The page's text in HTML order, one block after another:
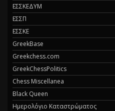
ΕΣΣΚΕΔΥΜ
ΕΣΣΠ
ΕΣΣΚΕ
GreekBase
Greekchess.com
GreekChessPolitics
Chess Miscellanea
Black Queen
Ημερολόγιο Καταστρώματος